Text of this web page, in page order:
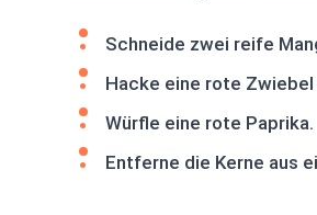
Schneide zwei reife
Hacke eine rote Zwiebel
Würfle eine rote Paprika.
Entferne die Kerne aus